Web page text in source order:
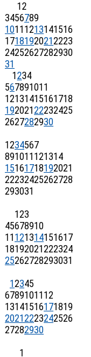
12
3456789
1011 1213141516
17181920212223
24252627282930
31
1234
567891011
12131415161718
19202122232425
2627282930
1234567
891011 121314
15161718192021
22232425262728
293031
123
45678910
11 121314151617
18192021222324
25262728293031
12345
67891011 12
13141516171819
20212223242526
27282930
1